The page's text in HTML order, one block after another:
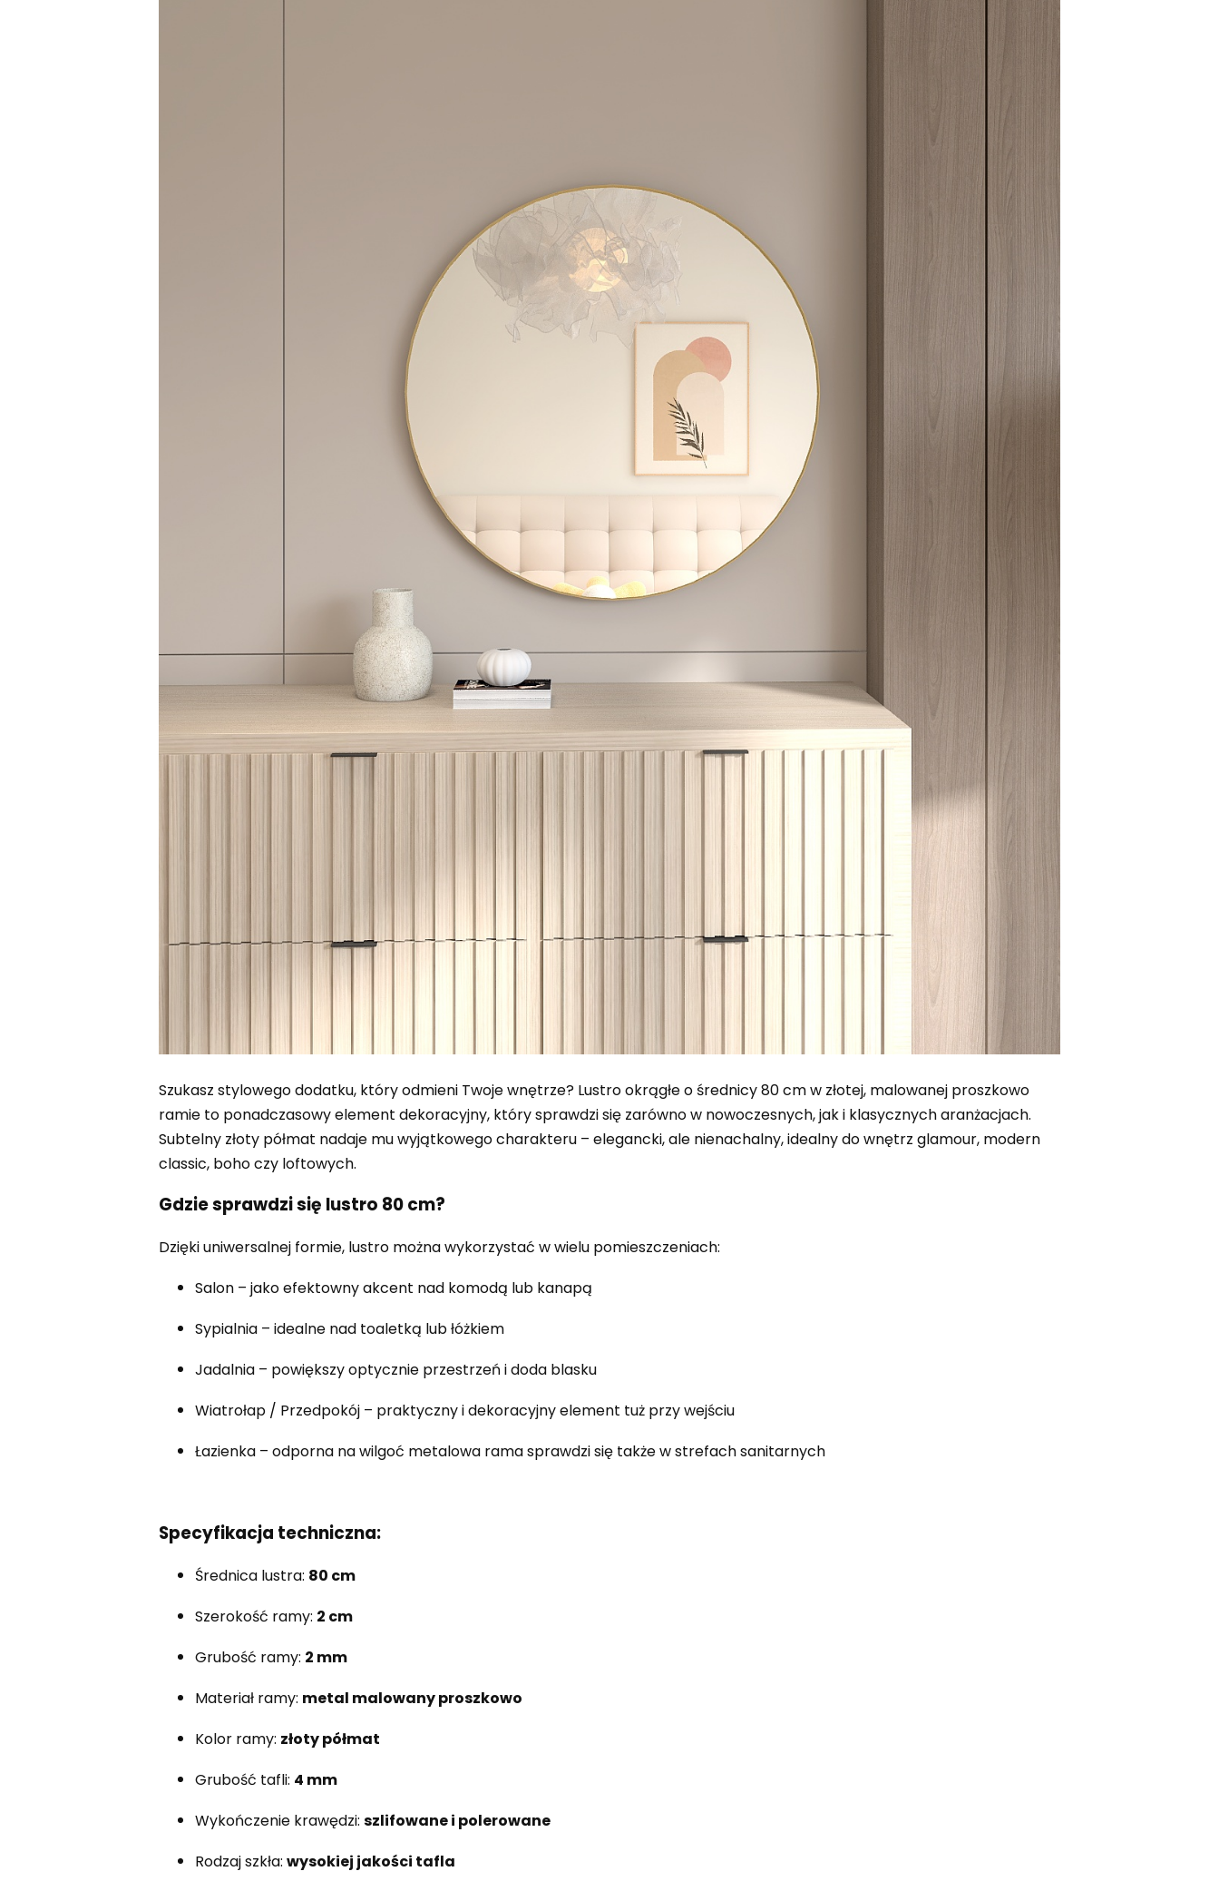
Szukasz stylowego dodatku, który odmieni Twoje wnętrze? Lustro okrągłe o średnicy 80 cm w złotej, malowanej proszkowo
ramie to ponadczasowy element dekoracyjny, który sprawdzi się zarówno w nowoczesnych, jak i klasycznych aranżacjach.
Subtelny złoty półmat nadaje mu wyjątkowego charakteru – elegancki, ale nienachalny, idealny do wnętrz glamour, modern
classic, boho czy loftowych.
Gdzie sprawdzi się lustro 80 cm?
Dzięki uniwersalnej formie, lustro można wykorzystać w wielu pomieszczeniach:
Salon – jako efektowny akcent nad komodą lub kanapą
Sypialnia – idealne nad toaletką lub łóżkiem
Jadalnia – powiększy optycznie przestrzeń i doda blasku
Wiatrołap / Przedpokój – praktyczny i dekoracyjny element tuż przy wejściu
Łazienka – odporna na wilgoć metalowa rama sprawdzi się także w strefach sanitarnych
Specyfikacja techniczna:
Średnica lustra: 80 cm
Szerokość ramy: 2 cm
Grubość ramy: 2 mm
Materiał ramy: metal malowany proszkowo
Kolor ramy: złoty półmat
Grubość tafli: 4 mm
Wykończenie krawędzi: szlifowane i polerowane
Rodzaj szkła: wysokiej jakości tafla